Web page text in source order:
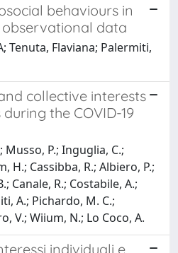
behaviours in
data
Tenuta, Flaviana; Palermiti,
collective interests
the COVID-19
P.; Inguglia, C.;
H.; Cassibba, R.; Albiero, P.;
Canale, R.; Costabile, A.;
A.; Pichardo, M. C.;
V.; Wiium, N.; Lo Coco, A.
individuali e